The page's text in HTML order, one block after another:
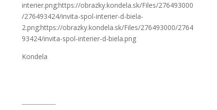
interier.png;https://obrazky.kondela.sk/Files/276493000
/276493424/invita-spol-interier-d-biela-
2.png;https://obrazky.kondela.sk/Files/276493000/2764
93424/invita-spol-interier-d-biela.png
Kondela